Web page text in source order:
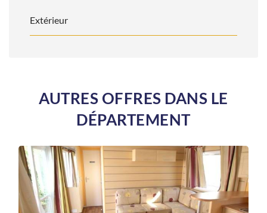
Extérieur
AUTRES OFFRES DANS LE
DÉPARTEMENT